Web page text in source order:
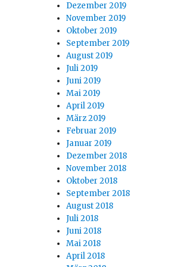
Dezember 2019
November 2019
Oktober 2019
September 2019
August 2019
Juli 2019
Juni 2019
Mai 2019
April 2019
März 2019
Februar 2019
Januar 2019
Dezember 2018
November 2018
Oktober 2018
September 2018
August 2018
Juli 2018
Juni 2018
Mai 2018
April 2018